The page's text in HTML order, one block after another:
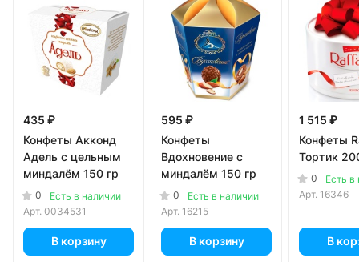
435 ₽
Конфеты Акконд
Адель с цельным
миндалём 150 гр
0
Есть в наличии
Арт. 0034531
В корзину
595 ₽
Конфеты
Вдохновение с
миндалём 150 гр
0
Есть в наличии
Арт. 16215
В корзину
1 515 ₽
Конфеты
Тортик
0
Есть в
Арт. 16346
В